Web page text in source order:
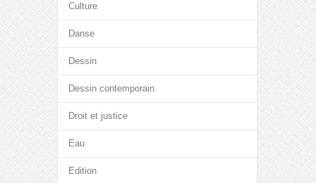
Culture
Danse
Dessin
Dessin contemporain
Droit et justice
Eau
Edition